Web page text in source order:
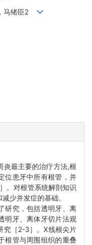
马绪臣2
炎最主要的治疗方法,根
位患牙中所有根管，并
。对根管系统解剖知识
少并发症的基础。
研究，包括透明牙、离
明牙、离体牙切片法观
究［2-3］。X线根尖片
根管与周围组织的重叠